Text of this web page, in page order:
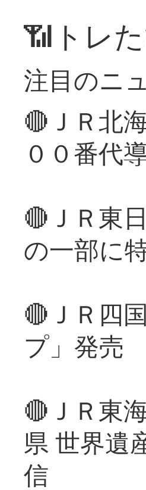
📶トレ
注目のニ
🔴ＪＲ北
００番代
🔴ＪＲ東
の一部に
🔴ＪＲ四
プ」発売
🔴ＪＲ東
県 世界遺
信